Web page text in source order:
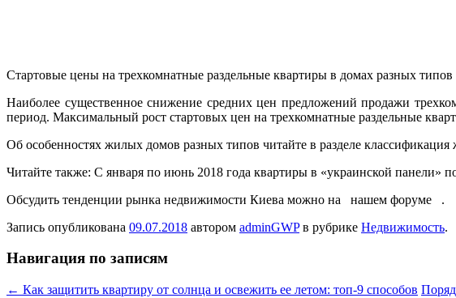
Стартовые цены на трехкомнатные раздельные квартиры в домах разных типов
Наиболее существенное снижение средних цен предложений продажи
период. Максимальный рост стартовых цен на трехкомнатные раздельные
Об особенностях жилых домов разных типов читайте в разделе
Читайте также: С января по июнь 2018 года квартиры в «украинской панели»
Обсудить тенденции рынка недвижимости Киева можно на нашем форуме .
Запись опубликована 09.07.2018 автором adminGWPв рубрике Недвижимость.
Навигация по записям
← Как защитить квартиру от солнца и освежить ее летом: топ-9 способов